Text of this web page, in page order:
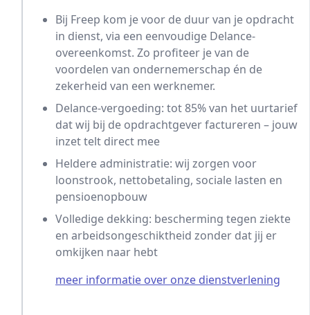
Bij Freep kom je voor de duur van je opdracht
in dienst, via een eenvoudige Delance-
overeenkomst. Zo profiteer je van de
voordelen van ondernemerschap én de
zekerheid van een werknemer.
Delance-vergoeding: tot 85% van het uurtarief
dat wij bij de opdrachtgever factureren – jouw
inzet telt direct mee
Heldere administratie: wij zorgen voor
loonstrook, nettobetaling, sociale lasten en
pensioenopbouw
Volledige dekking: bescherming tegen ziekte
en arbeidsongeschiktheid zonder dat jij er
omkijken naar hebt
meer informatie over onze dienstverlening